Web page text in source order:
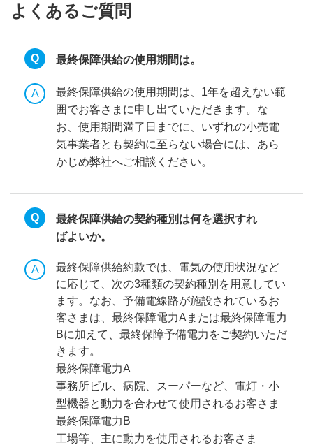
よくあるご質問
最終保障供給の使用期間は。
最終保障供給の使用期間は、1年を超えない範
囲でお客さまに申し出ていただきます。な
お、使用期間満了日までに、いずれの小売電
気事業者とも契約に至らない場合には、あら
かじめ弊社へご相談ください。
最終保障供給の契約種別は何を選択すれ
ばよいか。
最終保障供給約款では、電気の使用状況など
に応じて、次の3種類の契約種別を用意してい
ます。なお、予備電線路が施設されているお
客さまは、最終保障電力Aまたは最終保障電力
Bに加えて、最終保障予備電力をご契約いただ
きます。
最終保障電力A
事務所ビル、病院、スーパーなど、電灯・小
型機器と動力を合わせて使用されるお客さま
最終保障電力B
工場等、主に動力を使用されるお客さま